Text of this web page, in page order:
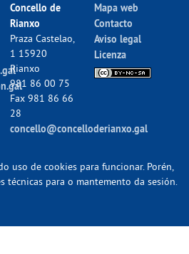
Concello de
Rianxo
Praza Castelao,
1 15920
Rianxo
981 86 00 75
Fax 981 86 66
28
concello@concelloderianxo.gal
Mapa web
Contacto
Aviso legal
Licenza
uso de cookies para funcionar. Porén,
técnicas para o mantemento da sesión.